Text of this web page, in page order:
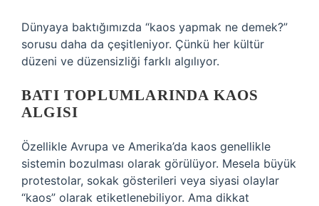
Dünyaya baktığımızda “kaos yapmak ne demek?”
sorusu daha da çeşitleniyor. Çünkü her kültür
düzeni ve düzensizliği farklı algılıyor.
BATI TOPLUMLARINDA KAOS
ALGISI
Özellikle Avrupa ve Amerika’da kaos genellikle
sistemin bozulması olarak görülüyor. Mesela büyük
protestolar, sokak gösterileri veya siyasi olaylar
“kaos” olarak etiketlenebiliyor. Ama dikkat